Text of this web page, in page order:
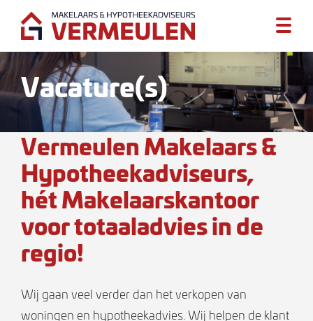
Vacature(s)
Vermeulen Makelaars &
Hypotheekadviseurs,
hét Makelaarskantoor
voor totaaladvies in de
regio!
Wij gaan veel verder dan het verkopen van
woningen en hypotheekadvies. Wij helpen de klant